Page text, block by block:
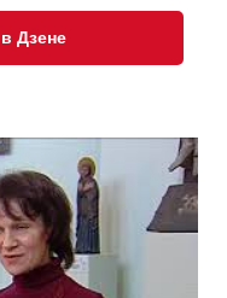
Дзене